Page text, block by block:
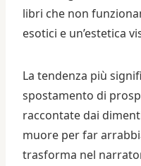
libri che non
esotici e un’estetica
La tendenza più
spostamento di
raccontate dai
muore per far
trasforma nel